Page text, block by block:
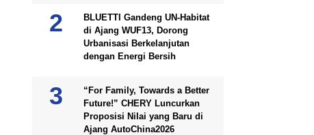
BLUETTI Gandeng UN-Habitat
di Ajang WUF13, Dorong
Urbanisasi Berkelanjutan
dengan Energi Bersih
“For Family, Towards a Better
Future!” CHERY Luncurkan
Proposisi Nilai yang Baru di
Ajang AutoChina2026